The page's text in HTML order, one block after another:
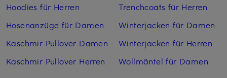
Hoodies für Herren
Hosenanzüge für Damen
Kaschmir Pullover Damen
Kaschmir Pullover Herren
Trenchcoats für Herren
Winterjacken für Damen
Winterjacken für Herren
Wollmäntel für Damen